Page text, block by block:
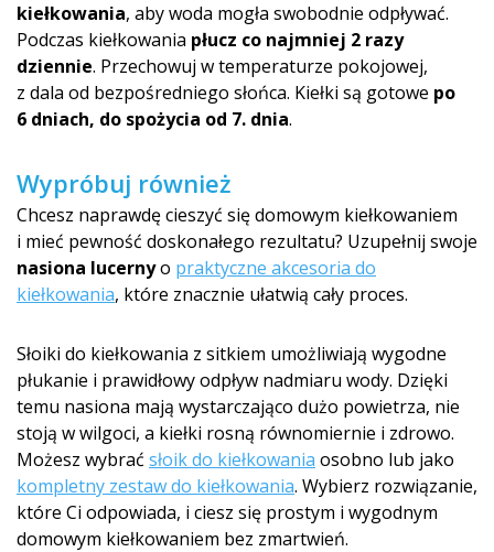
kiełkowania, aby woda mogła swobodnie odpływać.
Podczas kiełkowania płucz co najmniej 2 razy
dziennie. Przechowuj w temperaturze pokojowej,
z dala od bezpośredniego słońca. Kiełki są gotowe po
6 dniach, do spożycia od 7. dnia.
Wypróbuj również
Chcesz naprawdę cieszyć się domowym kiełkowaniem
i mieć pewność doskonałego rezultatu? Uzupełnij swoje
nasiona lucernyo praktyczne akcesoria do
kiełkowania, które znacznie ułatwią cały proces.
Słoiki do kiełkowania z sitkiem umożliwiają wygodne
płukanie i prawidłowy odpływ nadmiaru wody. Dzięki
temu nasiona mają wystarczająco dużo powietrza, nie
stoją w wilgoci, a kiełki rosną równomiernie i zdrowo.
Możesz wybrać słoik do kiełkowania osobno lub jako
kompletny zestaw do kiełkowania. Wybierz rozwiązanie,
które Ci odpowiada, i ciesz się prostym i wygodnym
domowym kiełkowaniem bez zmartwień.